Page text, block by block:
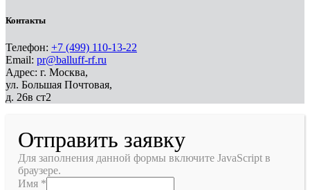
Контакты
Телефон: +7 (499) 110-13-22
Email: pr@balluff-rf.ru
Адрес: г. Москва,
ул. Большая Почтовая,
д. 26в ст2
Отправить заявку
Для заполнения данной формы включите JavaScript в
браузере.
Имя *